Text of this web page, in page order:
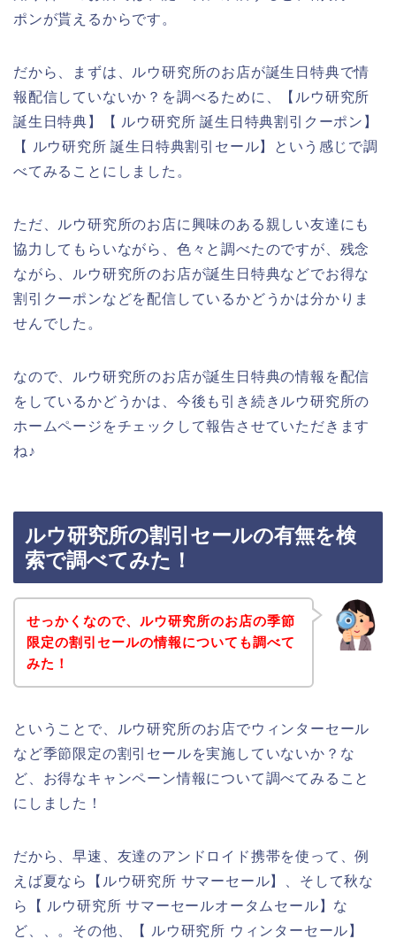
ポンが貰えるからです。
だから、まずは、ルウ研究所のお店が誕生日特典で情
報配信していないか？を調べるために、【ルウ研究所
誕生日特典】【 ルウ研究所 誕生日特典割引クーポン】
【 ルウ研究所 誕生日特典割引セール】という感じで調
べてみることにしました。
ただ、ルウ研究所のお店に興味のある親しい友達にも
協力してもらいながら、色々と調べたのですが、残念
ながら、ルウ研究所のお店が誕生日特典などでお得な
割引クーポンなどを配信しているかどうかは分かりま
せんでした。
なので、ルウ研究所のお店が誕生日特典の情報を配信
をしているかどうかは、今後も引き続きルウ研究所の
ホームページをチェックして報告させていただきます
ね♪
ルウ研究所の割引セールの有無を検
索で調べてみた！
せっかくなので、ルウ研究所のお店の季節
限定の割引セールの情報についても調べて
みた！
ということで、ルウ研究所のお店でウィンターセール
など季節限定の割引セールを実施していないか？な
ど、お得なキャンペーン情報について調べてみること
にしました！
だから、早速、友達のアンドロイド携帯を使って、例
えば夏なら【ルウ研究所 サマーセール】、そして秋な
ら【 ルウ研究所 サマーセールオータムセール】な
ど、、。その他、【 ルウ研究所 ウィンターセール】